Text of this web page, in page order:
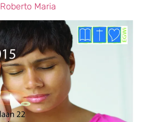
Roberto Maria